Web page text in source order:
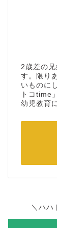
2歳差の
す。限り
いものに
トコtime
幼児教育
＼ハハ